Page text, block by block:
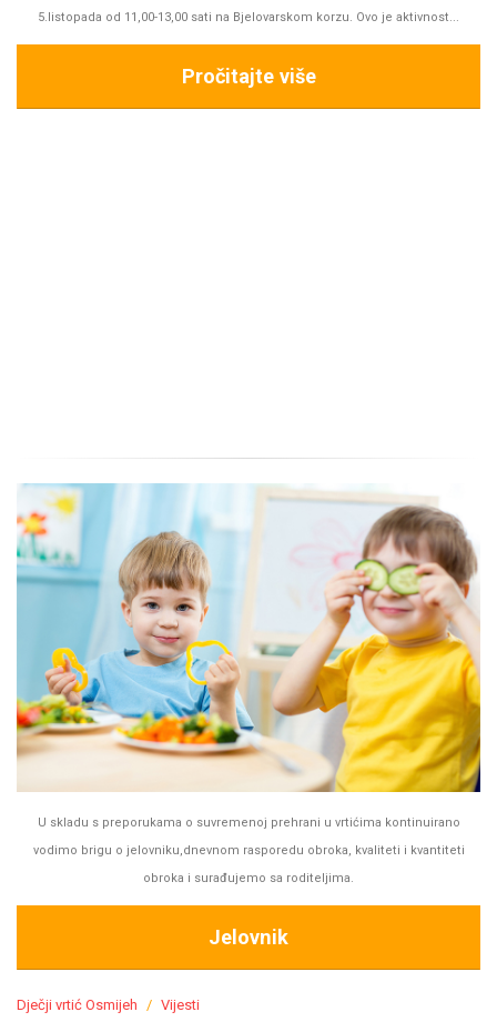
Ovo je aktivnost...
U skladu s preporukama o suvremenoj prehrani u vrtićima kontinuirano
vodimo brigu o jelovniku,dnevnom rasporedu obroka, kvaliteti i kvantiteti
obroka i surađujemo sa roditeljima.
Jelovnik
Dječji vrtić Osmijeh
Vijesti